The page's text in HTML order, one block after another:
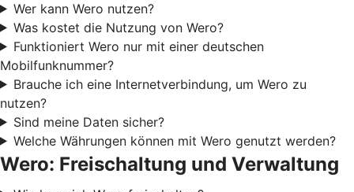
Wer kann Wero nutzen?
Was kostet die Nutzung von Wero?
Funktioniert Wero nur mit einer deutschen
Mobilfunknummer?
Brauche ich eine Internetverbindung, um Wero zu
nutzen?
Sind meine Daten sicher?
Welche Währungen können mit Wero genutzt werden?
Wero: Freischaltung und Verwaltung